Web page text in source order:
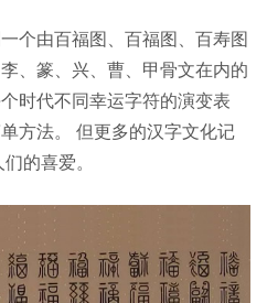
由百福图、百福图、百寿图
、篆、兴、曹、甲骨文在内的
时代不同幸运字符的演变表
方法。 但更多的汉字文化记
的喜爱。